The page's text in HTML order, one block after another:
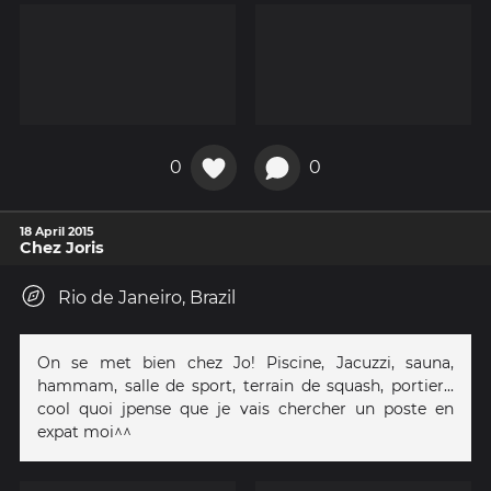
0 0
18 April 2015
Chez Joris
Rio de Janeiro, Brazil
On se met bien chez Jo! Piscine, Jacuzzi, sauna,
hammam, salle de sport, terrain de squash, portier...
cool quoi jpense que je vais chercher un poste en
expat moi^^